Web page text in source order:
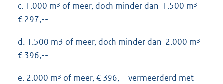
c. 1.000 m³ of meer, doch minder dan 1.500 m³
€ 297,--
d. 1.500 m3 of meer, doch minder dan 2.000 m³
€ 396,--
e. 2.000 m³ of meer, € 396,-- vermeerderd met